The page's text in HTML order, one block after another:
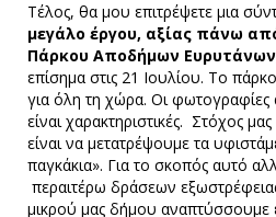
Τέλος, θα μου επιτρέψετε μια
μεγάλο έργου, αξίας πάνω
Πάρκου Αποδήμων Ευρυτάνων
επίσημα στις 21 Ιουλίου. Το
για όλη τη χώρα. Οι φωτογραφίες
είναι χαρακτηριστικές. Στόχος
είναι να μετατρέψουμε τα
παγκάκια». Για το σκοπός αυτό
περαιτέρω δράσεων
μικρού μας δήμου αναπτύσσουμε